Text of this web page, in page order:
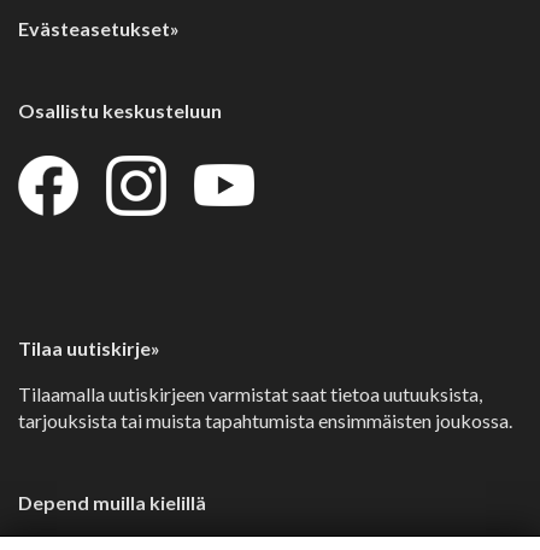
Evästeasetukset»
Osallistu keskusteluun
Tilaa uutiskirje»
Tilaamalla uutiskirjeen varmistat saat tietoa uutuuksista,
tarjouksista tai muista tapahtumista ensimmäisten joukossa.
Depend muilla kielillä